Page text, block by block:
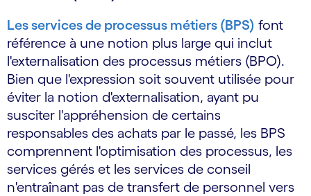
Les services de processus métiers (BPS) font
référence à une notion plus large qui inclut
l'externalisation des processus métiers (BPO).
Bien que l'expression soit souvent utilisée pour
éviter la notion d'externalisation, ayant pu
susciter l'appréhension de certains
responsables des achats par le passé, les BPS
comprennent l'optimisation des processus, les
services gérés et les services de conseil
n'entraînant pas de transfert de personnel vers